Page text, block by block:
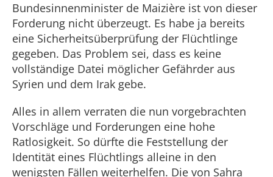
Bundesinnenminister de Maizière ist von dieser
Forderung nicht überzeugt. Es habe ja bereits
eine Sicherheitsüberprüfung der Flüchtlinge
gegeben. Das Problem sei, dass es keine
vollständige Datei möglicher Gefährder aus
Syrien und dem Irak gebe.
Alles in allem verraten die nun vorgebrachten
Vorschläge und Forderungen eine hohe
Ratlosigkeit. So dürfte die Feststellung der
Identität eines Flüchtlings alleine in den
wenigsten Fällen weiterhelfen. Die von Sahra